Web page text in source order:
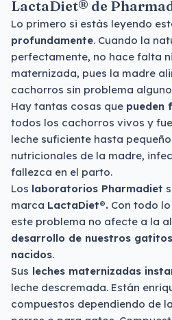
LactaDiet® de
Lo primero si estás leyendo
profundamente. Cuando la
perfectamente, no hace falta
maternizada, pues la madre
cachorros sin problema
Hay tantas cosas que pueden
todos los cachorros vivos y
leche suficiente hasta
nutricionales de la madre,
fallezca en el parto.
Los laboratorios Pharmadiet
marca LactaDiet®. Con todo
este problema no afecte a la
desarrollo de nuestros
nacidos.
Sus leches maternizadas
leche descremada. Están
compuestos dependiendo de